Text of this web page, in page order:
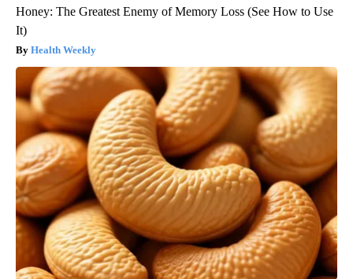
Honey: The Greatest Enemy of Memory Loss (See How to Use
It)
Health Weekly